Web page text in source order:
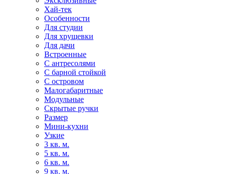
Хай-тек
Особенности
Для студии
Для хрущевки
Для дачи
Встроенные
С антресолями
С барной стойкой
С островом
Малогабаритные
Модульные
Скрытые ручки
Размер
Мини-кухни
Узкие
3 кв. м.
5 кв. м.
6 кв. м.
9 кв. м.